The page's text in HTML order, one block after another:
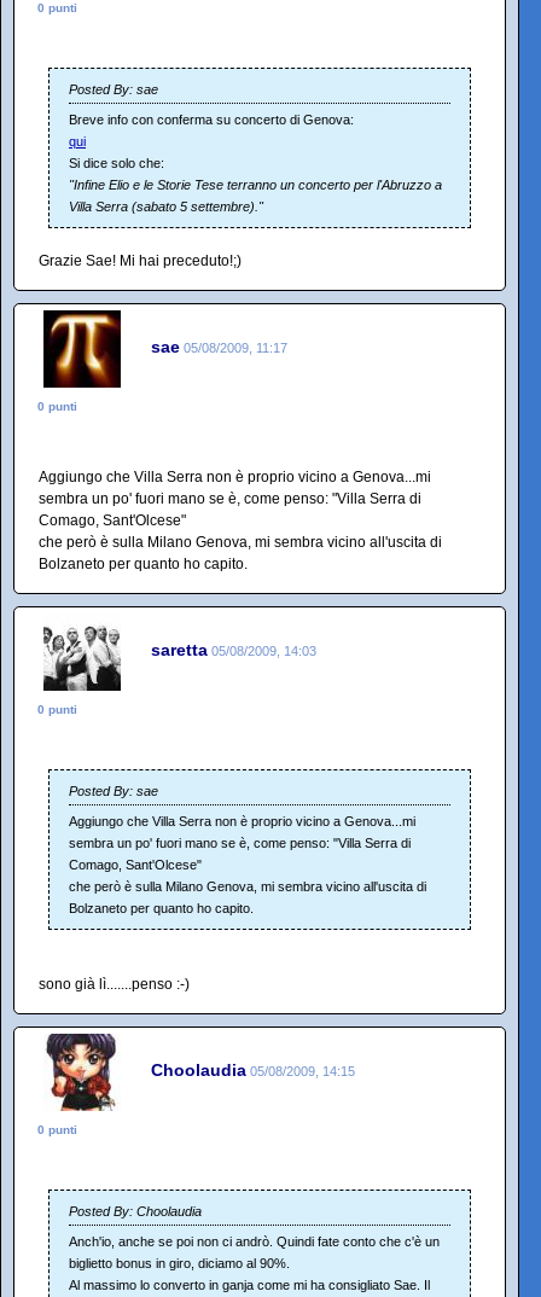
0 punti
Posted By: sae
Breve info con conferma su concerto di Genova:
qui
Si dice solo che:
"Infine Elio e le Storie Tese terranno un concerto per l'Abruzzo a
Villa Serra (sabato 5 settembre)."
Grazie Sae! Mi hai preceduto!;)
sae 05/08/2009, 11:17
0 punti
Aggiungo che Villa Serra non è proprio vicino a Genova...mi
sembra un po' fuori mano se è, come penso: "Villa Serra di
Comago, Sant'Olcese"
che però è sulla Milano Genova, mi sembra vicino all'uscita di
Bolzaneto per quanto ho capito.
saretta 05/08/2009, 14:03
0 punti
Posted By: sae
Aggiungo che Villa Serra non è proprio vicino a Genova...mi
sembra un po' fuori mano se è, come penso: "Villa Serra di
Comago, Sant'Olcese"
che però è sulla Milano Genova, mi sembra vicino all'uscita di
Bolzaneto per quanto ho capito.
sono già lì.......penso :-)
Choolaudia 05/08/2009, 14:15
0 punti
Posted By: Choolaudia
Anch'io, anche se poi non ci andrò. Quindi fate conto che c'è un
biglietto bonus in giro, diciamo al 90%.
Al massimo lo converto in ganja come mi ha consigliato Sae. Il